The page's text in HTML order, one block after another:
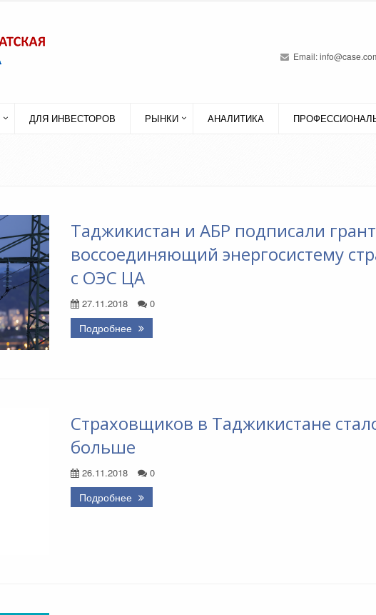
Email:
ДЛЯ ИНВЕСТОРОВ РЫНКИ АНАЛИТИКА
Таджикистан и АБР подписали
воссоединяющий энергосистему
с ОЭС ЦА
27.11.2018 0
Подробнее
Страховщиков в Таджикистане
больше
26.11.2018 0
Подробнее